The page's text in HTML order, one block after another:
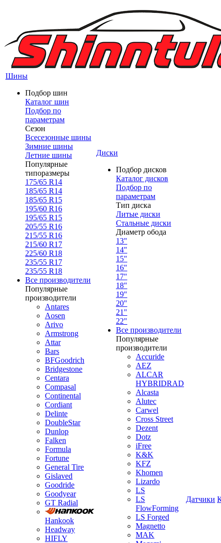
Шины
Подбор шин
Каталог шин
Подбор по
параметрам
Сезон
Всесезонные шины
Зимние шины
Летние шины
Популярные
типоразмеры
175/65 R14
185/65 R14
185/65 R15
195/60 R16
195/65 R15
205/55 R16
215/55 R16
215/60 R17
225/60 R18
235/55 R17
235/55 R18
Все производители
Популярные
производители
Antares
Aosen
Arivo
Armstrong
Attar
Bars
BFGoodrich
Bridgestone
Centara
Compasal
Continental
Cordiant
Delinte
DoubleStar
Dunlop
Falken
Formula
Fortune
General Tire
Gislaved
Goodride
Goodyear
GT Radial
Hankook
Headway
HIFLY
Диски
Подбор дисков
Каталог дисков
Подбор по
параметрам
Тип диска
Литые диски
Стальные диски
Диаметр обода
13"
14"
15"
16"
17"
18"
19"
20"
21"
22"
Все производители
Популярные
производители
Accuride
AEZ
ALCAR
HYBRIDRAD
Alcasta
Alutec
Carwel
Cross Street
Dezent
Dotz
iFree
K&K
KFZ
Khomen
Lizardo
LS
LS
FlowForming
LS Forged
Magnetto
MAK
Датчики